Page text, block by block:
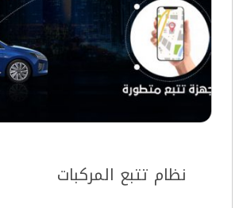
نظام تتبع المركبات